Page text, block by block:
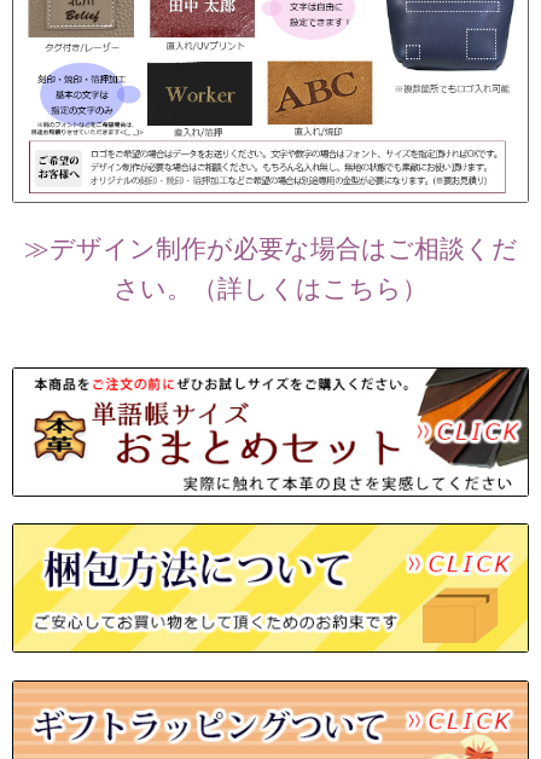
≫デザイン制作が必要な場合はご相談くだ
さい。（詳しくはこちら）